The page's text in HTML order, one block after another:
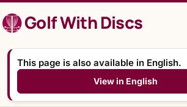
al
contenidoGolf With Discs
This page is also available in English.
View in English